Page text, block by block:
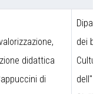
didattica
di
dei